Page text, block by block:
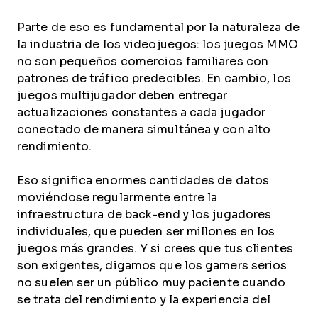
Parte de eso es fundamental por la naturaleza de
la industria de los videojuegos: los juegos MMO
no son pequeños comercios familiares con
patrones de tráfico predecibles. En cambio, los
juegos multijugador deben entregar
actualizaciones constantes a cada jugador
conectado de manera simultánea y con alto
rendimiento.
Eso significa enormes cantidades de datos
moviéndose regularmente entre la
infraestructura de back-end y los jugadores
individuales, que pueden ser millones en los
juegos más grandes. Y si crees que tus clientes
son exigentes, digamos que los gamers serios
no suelen ser un público muy paciente cuando
se trata del rendimiento y la experiencia del